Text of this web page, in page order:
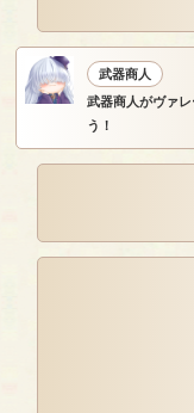
武器商人
武器商人がヴァ
う！